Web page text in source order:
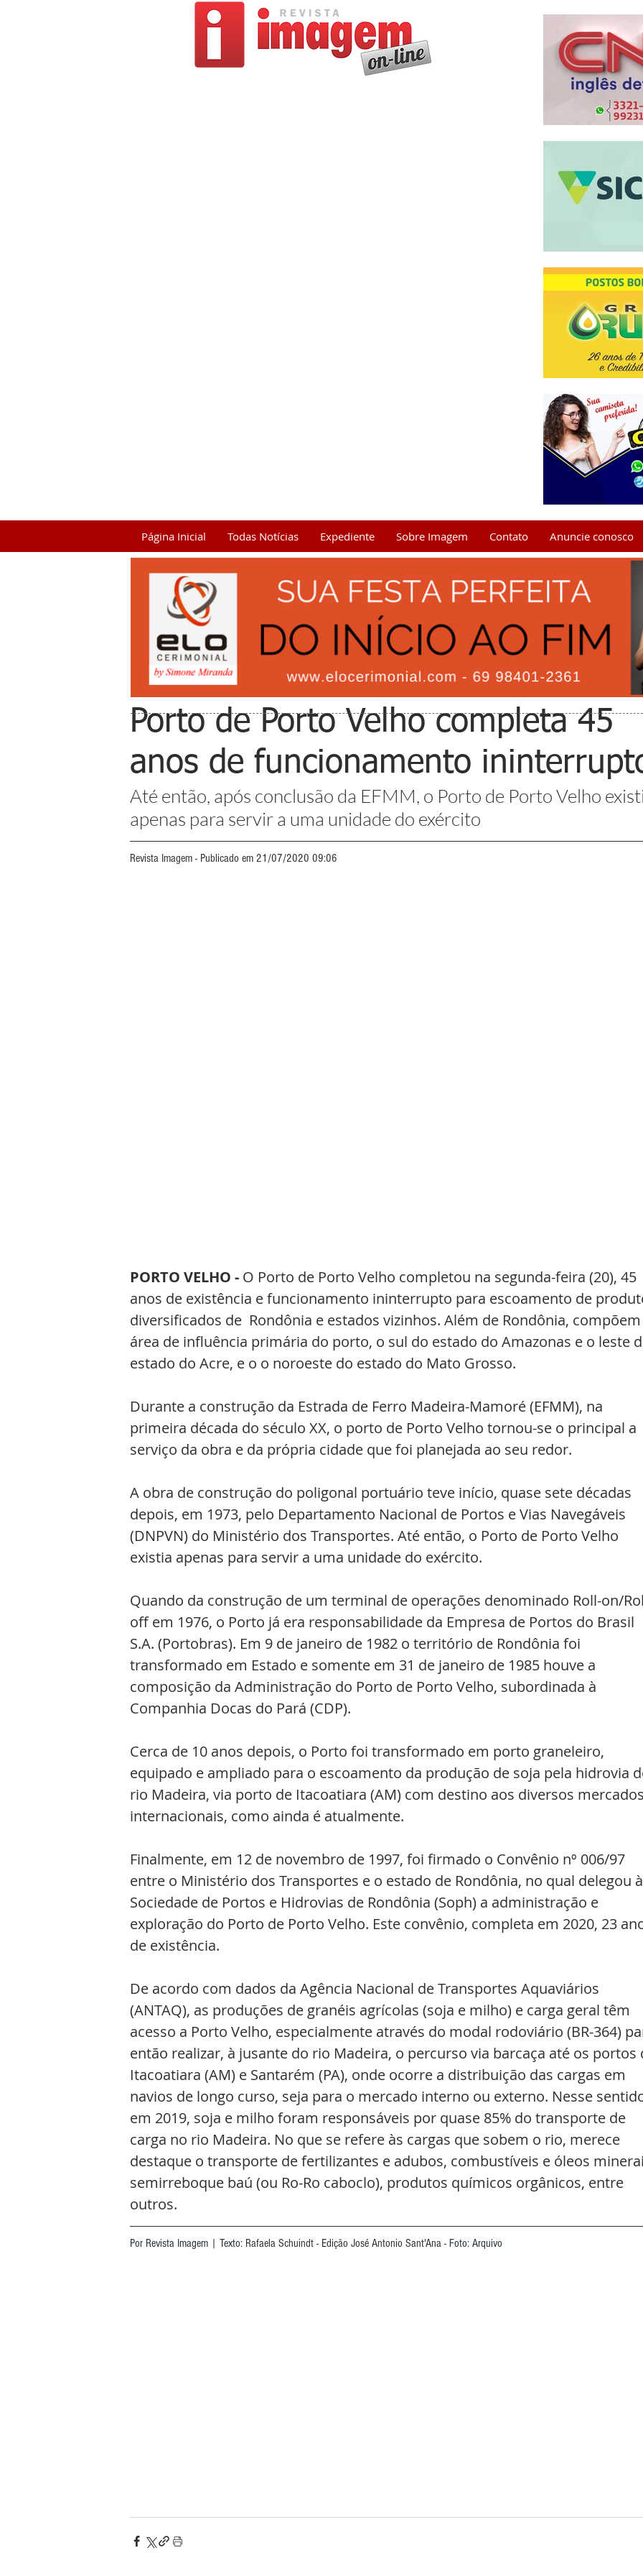
Página Inicial Todas Notícias Expediente Sobre Imagem Contato Anuncie conosco
Porto de Porto Velho completa 45
anos de funcionamento
Até então, após conclusão da EFMM, o Porto de Porto Velho
apenas para servir a uma unidade do exército
Revista Imagem - Publicado em 21/07/2020 09:06
PORTO VELHO - O Porto de Porto Velho completou na segunda-feira (20), 45
anos de existência e funcionamento ininterrupto para escoamento de
diversificados de  Rondônia e estados vizinhos. Além de Rondônia,
área de influência primária do porto, o sul do estado do Amazonas e o leste
estado do Acre, e o o noroeste do estado do Mato Grosso.
Durante a construção da Estrada de Ferro Madeira-Mamoré (EFMM), na
primeira década do século XX, o porto de Porto Velho tornou-se o principal a
serviço da obra e da própria cidade que foi planejada ao seu redor.
A obra de construção do poligonal portuário teve início, quase sete décadas
depois, em 1973, pelo Departamento Nacional de Portos e Vias Navegáveis
(DNPVN) do Ministério dos Transportes. Até então, o Porto de Porto Velho
existia apenas para servir a uma unidade do exército.
Quando da construção de um terminal de operações denominado Roll-on/
off em 1976, o Porto já era responsabilidade da Empresa de Portos do Brasil
S.A. (Portobras). Em 9 de janeiro de 1982 o território de Rondônia foi
transformado em Estado e somente em 31 de janeiro de 1985 houve a
composição da Administração do Porto de Porto Velho, subordinada à
Companhia Docas do Pará (CDP).
Cerca de 10 anos depois, o Porto foi transformado em porto graneleiro,
equipado e ampliado para o escoamento da produção de soja pela hidrovia
rio Madeira, via porto de Itacoatiara (AM) com destino aos diversos
internacionais, como ainda é atualmente.
Finalmente, em 12 de novembro de 1997, foi firmado o Convênio nº 006/97
entre o Ministério dos Transportes e o estado de Rondônia, no qual delegou
Sociedade de Portos e Hidrovias de Rondônia (Soph) a administração e
exploração do Porto de Porto Velho. Este convênio, completa em 2020, 23
de existência.
De acordo com dados da Agência Nacional de Transportes Aquaviários
(ANTAQ), as produções de granéis agrícolas (soja e milho) e carga geral têm
acesso a Porto Velho, especialmente através do modal rodoviário (BR-364)
então realizar, à jusante do rio Madeira, o percurso via barcaça até os
Itacoatiara (AM) e Santarém (PA), onde ocorre a distribuição das cargas em
navios de longo curso, seja para o mercado interno ou externo. Nesse
em 2019, soja e milho foram responsáveis por quase 85% do transporte de
carga no rio Madeira. No que se refere às cargas que sobem o rio, merece
destaque o transporte de fertilizantes e adubos, combustíveis e óleos
semirreboque baú (ou Ro-Ro caboclo), produtos químicos orgânicos, entre
outros.
Por Revista Imagem | Texto: Rafaela Schuindt - Edição José Antonio Sant'Ana - Foto: Arquivo